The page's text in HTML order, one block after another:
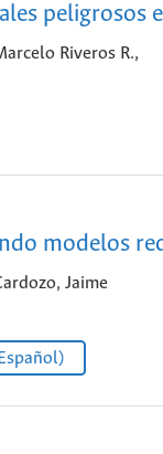
peligrosos
Riveros R.,
modelos
Jaime